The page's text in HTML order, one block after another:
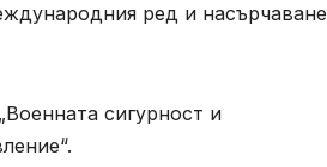
ред и насърчаване
сигурност и